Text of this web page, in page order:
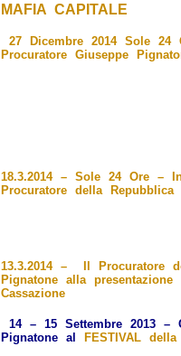
MAFIA CAPITALE
27 Dicembre 2014
Sole 24
Procuratore Giuseppe
18.3.2014 – Sole 24 Ore –
Procuratore della
13.3.2014 – Il Procuratore
Pignatone alla
Cassazione
14 – 15 Settembre 2013 –
Pignatone al
FESTIVAL